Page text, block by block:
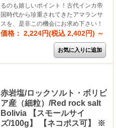
るのも嬉しいポイント！古代インカ帝
国時代から珍重されてきたアマランサ
スを、是非この機会にお求め下さい！
価格： 2,224円(税込 2,402円) ～
赤岩塩/ロックソルト・ボリビ
ア産（細粒）/Red rock salt
Bolivia 【スモールサイ
ズ/100g】 【ネコポス可】 ※